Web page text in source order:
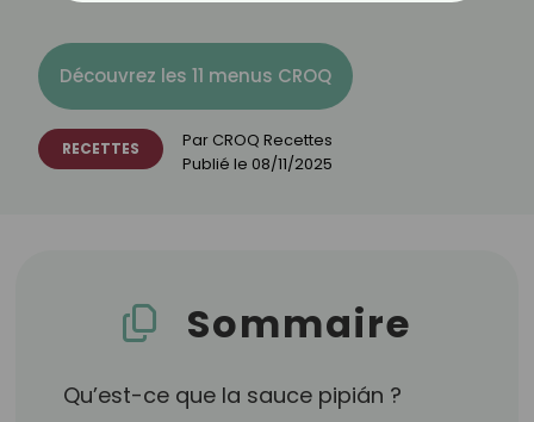
Découvrez les 11 menus CROQ
RECETTES Par CROQ Recettes
Publié le 08/11/2025
Sommaire
Qu’est-ce que la sauce pipián ?